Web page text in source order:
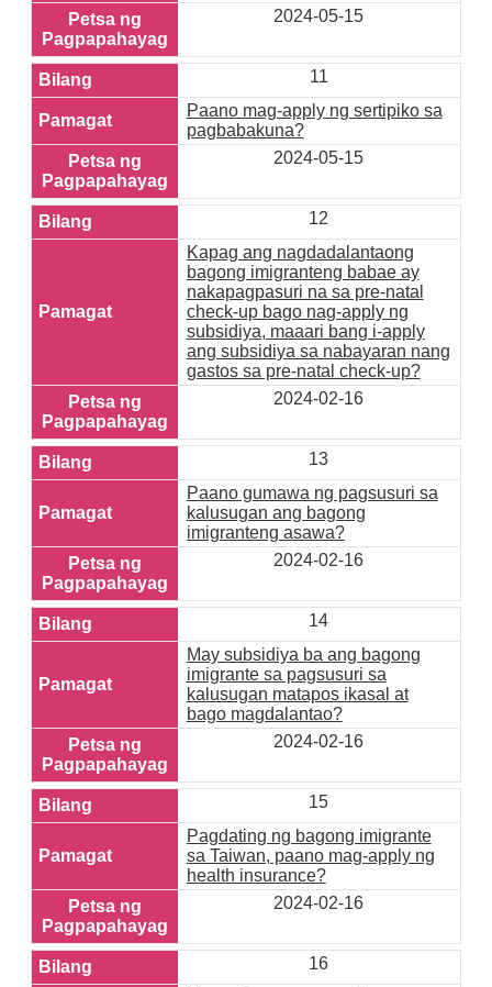
2024-05-15
11
Paano mag-apply ng sertipiko sa
pagbabakuna?
2024-05-15
12
Kapag ang nagdadalantaong
bagong imigranteng babae ay
nakapagpasuri na sa pre-natal
check-up bago nag-apply ng
subsidiya, maaari bang i-apply
ang subsidiya sa nabayaran nang
gastos sa pre-natal check-up?
2024-02-16
13
Paano gumawa ng pagsusuri sa
kalusugan ang bagong
imigranteng asawa?
2024-02-16
14
May subsidiya ba ang bagong
imigrante sa pagsusuri sa
kalusugan matapos ikasal at
bago magdalantao?
2024-02-16
15
Pagdating ng bagong imigrante
sa Taiwan, paano mag-apply ng
health insurance?
2024-02-16
16